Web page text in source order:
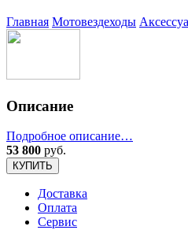
Главная Мотовездеходы
Описание
Подробное описание…
53 800 руб.
КУПИТЬ
Доставка
Оплата
Сервис